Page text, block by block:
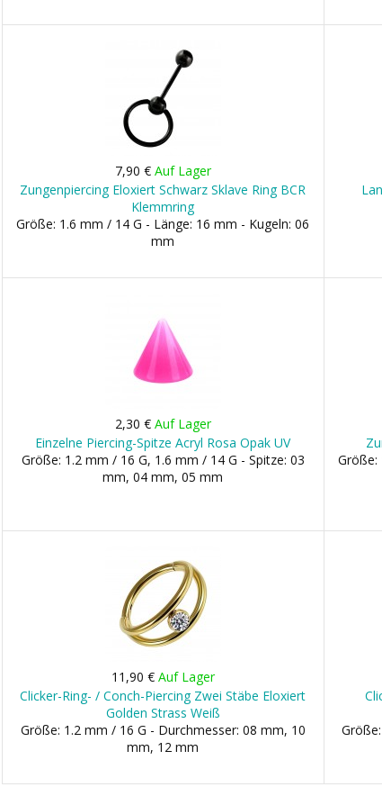
7,90 € Auf Lager
Zungenpiercing Eloxiert Schwarz Sklave Ring BCR
Klemmring
Größe: 1.6 mm / 14 G - Länge: 16 mm - Kugeln: 06
mm
2,30 € Auf Lager
Einzelne Piercing-Spitze Acryl Rosa Opak UV
Größe: 1.2 mm / 16 G, 1.6 mm / 14 G - Spitze: 03
mm, 04 mm, 05 mm
Größe:
11,90 € Auf Lager
Clicker-Ring- / Conch-Piercing Zwei Stäbe Eloxiert
Golden Strass Weiß
Größe: 1.2 mm / 16 G - Durchmesser: 08 mm, 10
mm, 12 mm